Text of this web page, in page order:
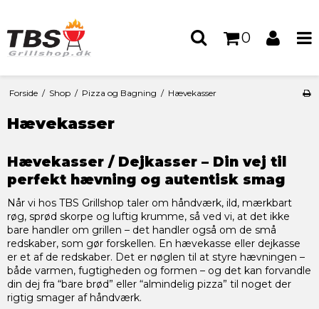
0
Forside / Shop / Pizza og Bagning / Hævekasser
Hævekasser
Hævekasser / Dejkasser – Din vej til
perfekt hævning og autentisk smag
Når vi hos TBS Grillshop taler om håndværk, ild, mærkbart
røg, sprød skorpe og luftig krumme, så ved vi, at det ikke
bare handler om grillen – det handler også om de små
redskaber, som gør forskellen. En hævekasse eller dejkasse
er et af de redskaber. Det er nøglen til at styre hævningen –
både varmen, fugtigheden og formen – og det kan forvandle
din dej fra “bare brød” eller “almindelig pizza” til noget der
rigtig smager af håndværk.